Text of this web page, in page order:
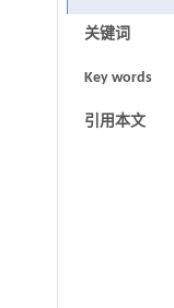
关键词
Key words
引用本文